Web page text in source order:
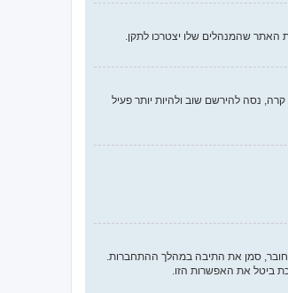
נסה להירשם שוב ולהיות יותר פעיל
סמן את התיבה במהלך ההתחברות.
ביטל את האפשרות הזו.